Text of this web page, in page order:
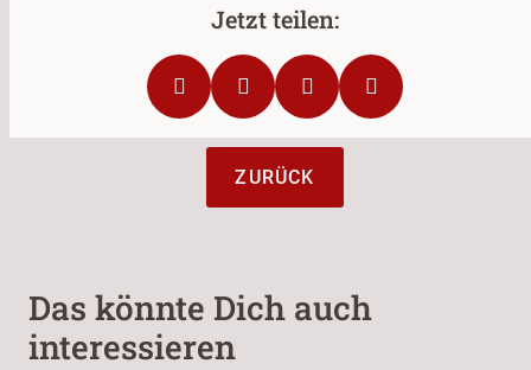
ZURÜCK
Das könnte Dich auch
interessieren